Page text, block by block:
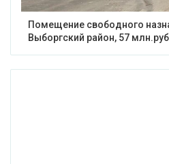
Помещение свободного
Выборгский район, 57